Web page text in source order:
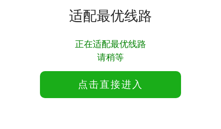
适配最优线路
正在适配最优线路
请稍等
点击直接进入